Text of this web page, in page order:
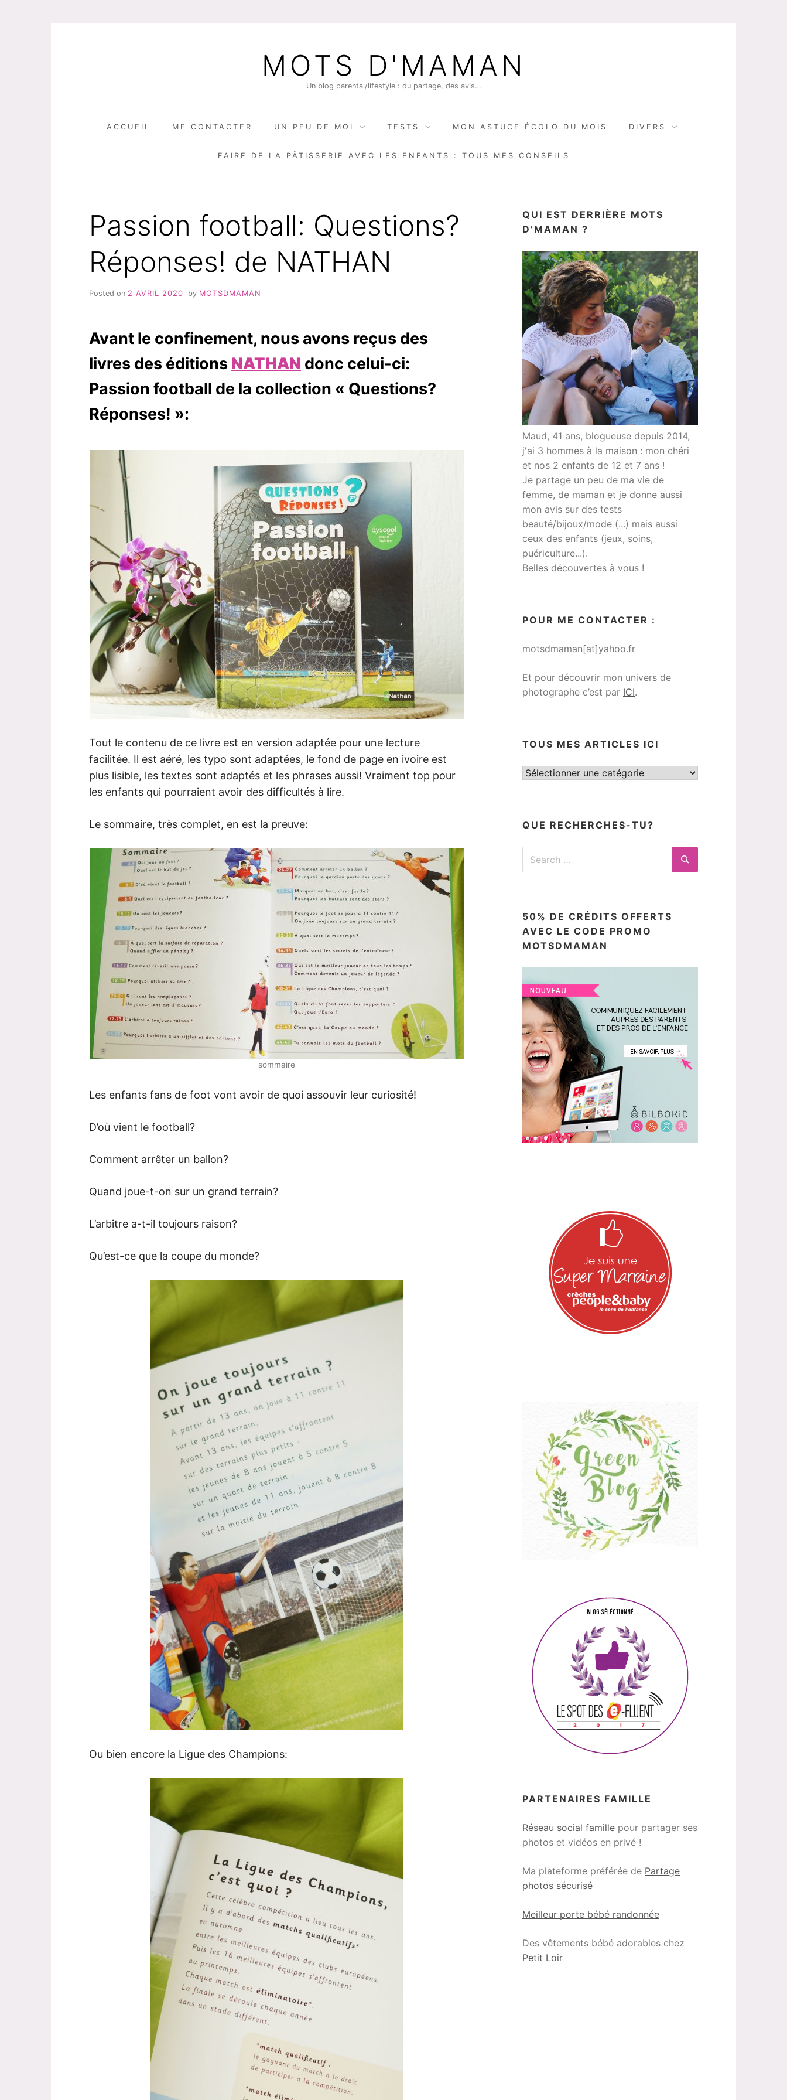
MOTS D'MAMAN
Un blog parental/lifestyle : du partage, des avis…
ACCUEIL ME CONTACTER UN PEU DE MOI TESTS MON ASTUCE ÉCOLO DU MOIS DIVERS
FAIRE DE LA PÂTISSERIE AVEC LES ENFANTS : TOUS MES CONSEILS
Passion football: Questions?
Réponses! de NATHAN
Posted on 2 AVRIL 2020 by MOTSDMAMAN
Avant le confinement, nous avons reçus des
livres des éditions NATHAN donc celui-ci:
Passion football de la collection « Questions?
Réponses! »:
Tout le contenu de ce livre est en version adaptée pour une lecture
facilitée. Il est aéré, les typo sont adaptées, le fond de page en ivoire est
plus lisible, les textes sont adaptés et les phrases aussi! Vraiment top pour
les enfants qui pourraient avoir des difficultés à lire.
Le sommaire, très complet, en est la preuve:
sommaire
Les enfants fans de foot vont avoir de quoi assouvir leur curiosité!
D’où vient le football?
Comment arrêter un ballon?
Quand joue-t-on sur un grand terrain?
L’arbitre a-t-il toujours raison?
Qu’est-ce que la coupe du monde?
Ou bien encore la Ligue des Champions:
QUI EST DERRIÈRE MOTS
D’MAMAN ?
Maud, 41 ans, blogueuse depuis 2014,
j'ai 3 hommes à la maison : mon chéri
et nos 2 enfants de 12 et 7 ans !
Je partage un peu de ma vie de
femme, de maman et je donne aussi
mon avis sur des tests
beauté/bijoux/mode (...) mais aussi
ceux des enfants (jeux, soins,
puériculture...).
Belles découvertes à vous !
POUR ME CONTACTER :
motsdmaman[at]yahoo.fr
Et pour découvrir mon univers de
photographe c’est par ICI.
TOUS MES ARTICLES ICI
Tous
QUE RECHERCHES-TU?
Search
Search
50% DE CRÉDITS OFFERTS
AVEC LE CODE PROMO
MOTSDMAMAN
PARTENAIRES FAMILLE
Réseau social famille pour partager ses
photos et vidéos en privé !
Ma plateforme préférée de Partage
photos sécurisé
Meilleur porte bébé randonnée
Des vêtements bébé adorables chez
Petit Loir